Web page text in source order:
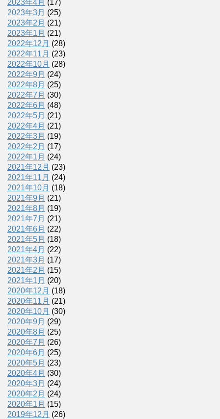
2023年4月 (17)
2023年3月 (25)
2023年2月 (21)
2023年1月 (21)
2022年12月 (28)
2022年11月 (23)
2022年10月 (28)
2022年9月 (24)
2022年8月 (25)
2022年7月 (30)
2022年6月 (48)
2022年5月 (21)
2022年4月 (21)
2022年3月 (19)
2022年2月 (17)
2022年1月 (24)
2021年12月 (23)
2021年11月 (24)
2021年10月 (18)
2021年9月 (21)
2021年8月 (19)
2021年7月 (21)
2021年6月 (22)
2021年5月 (18)
2021年4月 (22)
2021年3月 (17)
2021年2月 (15)
2021年1月 (20)
2020年12月 (18)
2020年11月 (21)
2020年10月 (30)
2020年9月 (29)
2020年8月 (25)
2020年7月 (26)
2020年6月 (25)
2020年5月 (23)
2020年4月 (30)
2020年3月 (24)
2020年2月 (24)
2020年1月 (15)
2019年12月 (26)